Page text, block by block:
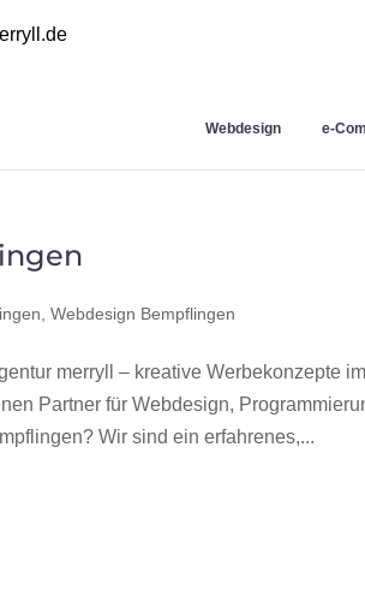
Webdesign e-
,Webdesign Bempflingen
merryll – kreative Werbekonzepte
Partner für Webdesign,
Wir sind ein erfahrenes,...